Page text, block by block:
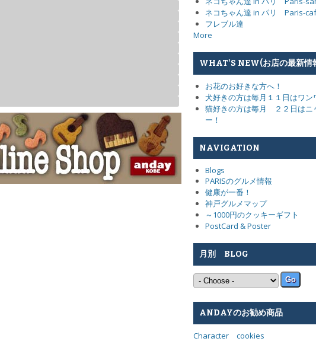
ネコちゃん達 in パリ Paris-
フレブル達
More
WHAT'S NEW(お店の最新情
お花のお好きな方へ！
犬好きの方は毎月１１日はワン
猫好きの方は毎月 ２２日はニ
ー！
NAVIGATION
Blogs
PARISのグルメ情報
健康が一番！
神戸グルメマップ
～1000円のクッキーギフト
PostCard & Poster
月別 BLOG
ANDAYのお勧め商品
Character cookies